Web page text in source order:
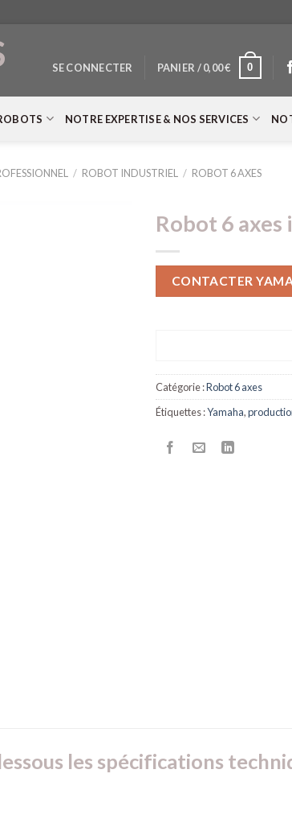
SE CONNECTER PANIER /0,00€ 0
NOTRE EXPERTISE & NOS SERVICES
/ ROBOT INDUSTRIEL / ROBOT 6 AXES
Robot 6 axes
CONTACTER
Catégorie :Robot 6 axes
Étiquettes :Yamaha,
les spécifications